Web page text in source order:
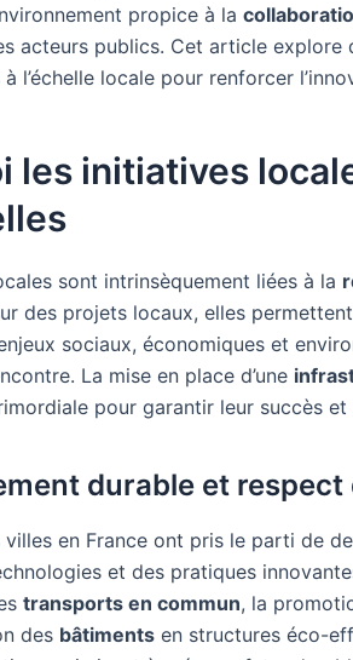
propice à la
acteurs publics. Cet article explore
l’échelle locale pour renforcer
les initiatives
sont intrinsèquement liées à la
des projets locaux, elles
sociaux, économiques et
La mise en place d’une
pour garantir leur succès et
durable et respect
villes en France ont pris le parti de
et des pratiques
transports en commun, la
des bâtiments en structures éco-